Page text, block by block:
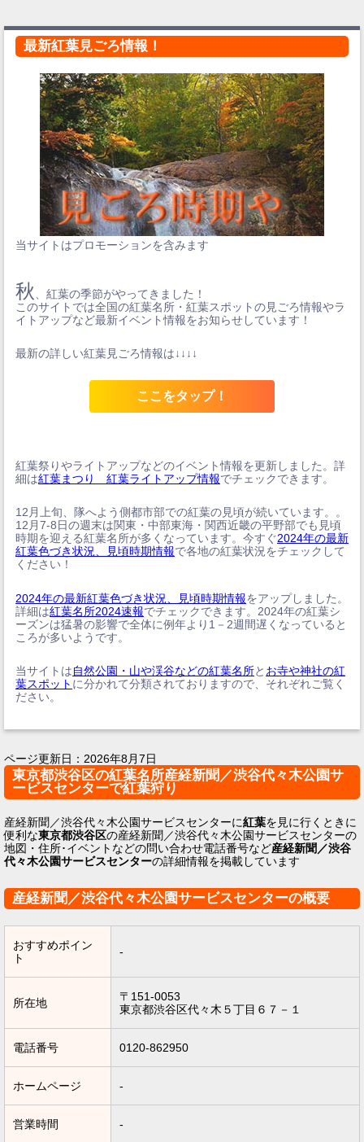
最新紅葉見ごろ情報！
当サイトはプロモーションを含みます
秋
、紅葉の季節がやってきました！
このサイトでは全国の紅葉名所・紅葉スポットの見ごろ情報やラ
イトアップなど最新イベント情報をお知らせしています！
最新の詳しい紅葉見ごろ情報は↓↓↓↓
ここをタップ！
紅葉祭りやライトアップなどのイベント情報を更新しました。詳
細は紅葉まつり 紅葉ライトアップ情報でチェックできます。
12月上旬、隊へよう側都市部での紅葉の見頃が続いています。。
12月7-8日の週末は関東・中部東海・関西近畿の平野部でも見頃
時期を迎える紅葉名所が多くなっています。今すぐ2024年の最新
紅葉色づき状況、見頃時期情報で各地の紅葉状況をチェックして
ください！
2024年の最新紅葉色づき状況、見頃時期情報をアップしました。
詳細は紅葉名所2024速報でチェックできます。2024年の紅葉シ
ーズンは猛暑の影響で全体に例年より1－2週間遅くなっていると
ころが多いようです。
当サイトは自然公園・山や渓谷などの紅葉名所と お寺や神社の紅
葉スポット に分かれて分類されておりますので、それぞれご覧く
ださい。
ページ更新日： 2026年8月7日
東京都渋谷区の紅葉名所産経新聞／渋谷代々木公園サ
ービスセンターで紅葉狩り
産経新聞／渋谷代々木公園サービスセンターに紅葉を見に行くときに
便利な東京都渋谷区の産経新聞／渋谷代々木公園サービスセンターの
地図・住所･イベントなどの問い合わせ電話番号など産経新聞／渋谷
代々木公園サービスセンターの詳細情報を掲載しています
産経新聞／渋谷代々木公園サービスセンターの概要
おすすめポイン
ト
-
所在地
〒151-0053
東京都渋谷区代々木５丁目６７－１
電話番号 0120-862950
ホームページ -
営業時間 -